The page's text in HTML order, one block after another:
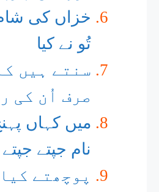
خزاں کی
تُو نے کیا
سنتے ہیں
صرف اُن کی
میں کہاں
نام جپتے جپتے
پوچھتے